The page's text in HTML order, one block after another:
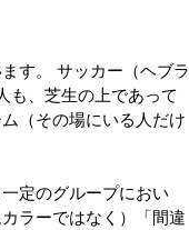
す。 サッカー（ヘブラ
も、芝生の上であって
（その場にいる人だけ
定のグループにおい
ラーではなく）「間違